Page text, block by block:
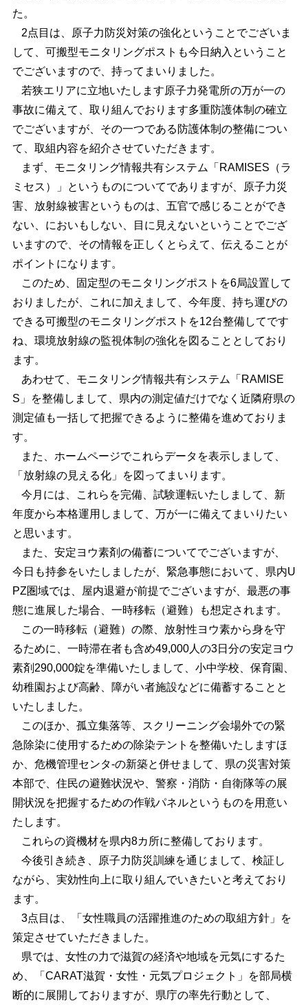
た。
2点目は、原子力防災対策の強化ということでございま
して、可搬型モニタリングポストも今日納入ということ
でございますので、持ってまいりました。
若狭エリアに立地いたします原子力発電所の万が一の
事故に備えて、取り組んでおります多重防護体制の確立
でございますが、その一つである防護体制の整備につい
て、取組内容を紹介させていただきます。
まず、モニタリング情報共有システム「RAMISES（ラ
ミセス）」というものについてでありますが、原子力災
害、放射線被害というものは、五官で感じることができ
ない、においもしない、目に見えないということでござ
いますので、その情報を正しくとらえて、伝えることが
ポイントになります。
このため、固定型のモニタリングポストを6局設置して
おりましたが、これに加えまして、今年度、持ち運びの
できる可搬型のモニタリングポストを12台整備してです
ね、環境放射線の監視体制の強化を図ることとしており
ます。
あわせて、モニタリング情報共有システム「RAMISE
S」を整備しまして、県内の測定値だけでなく近隣府県の
測定値も一括して把握できるように整備を進めておりま
す。
また、ホームページでこれらデータを表示しまして、
「放射線の見える化」を図ってまいります。
今月には、これらを完備、試験運転いたしまして、新
年度から本格運用しまして、万が一に備えてまいりたい
と思います。
また、安定ヨウ素剤の備蓄についてでございますが、
今日も持参をいたしましたが、緊急事態において、県内U
PZ圏域では、屋内退避が前提でございますが、最悪の事
態に進展した場合、一時移転（避難）も想定されます。
この一時移転（避難）の際、放射性ヨウ素から身を守
るために、一時滞在者も含め49,000人の3日分の安定ヨウ
素剤290,000錠を準備いたしまして、小中学校、保育園、
幼稚園および高齢、障がい者施設などに備蓄することと
いたしました。
このほか、孤立集落等、スクリーニング会場外での緊
急除染に使用するための除染テントを整備いたしますほ
か、危機管理センタ-の新築と併せまして、県の災害対策
本部で、住民の避難状況や、警察・消防・自衛隊等の展
開状況を把握するための作戦パネルというものを用意い
たします。
これらの資機材を県内8カ所に整備しております。
今後引き続き、原子力防災訓練を通じまして、検証し
ながら、実効性向上に取り組んでいきたいと考えており
ます。
3点目は、「女性職員の活躍推進のための取組方針」を
策定させていただきました。
県では、女性の力で滋賀の経済や地域を元気にするた
め、「CARAT滋賀・女性・元気プロジェクト」を部局横
断的に展開しておりますが、県庁の率先行動として、